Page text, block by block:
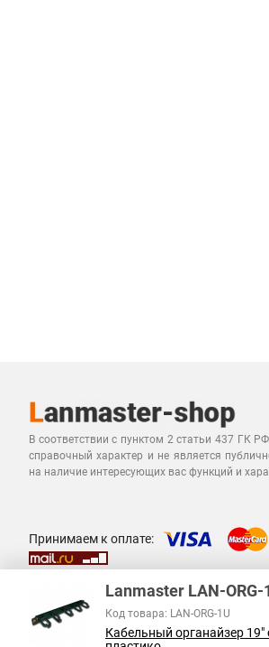
В соответствии с пунктом 2 статьи 437 ГК
справочный характер и не является
на наличие интересующих вас функций и
Принимаем к оплате:
Lanmaster LAN-ORG-
Код товара: LAN-ORG-1U
Кабельный органайзер